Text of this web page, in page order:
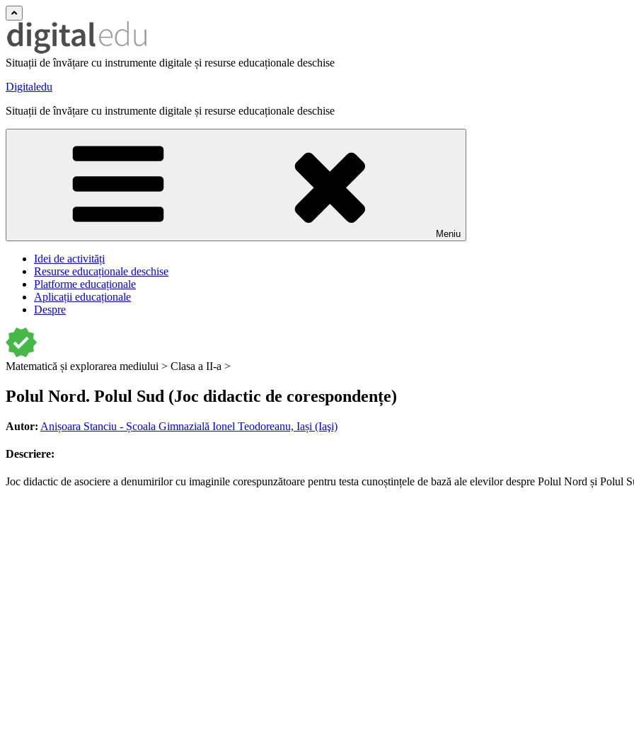
Situații de învățare cu instrumente digitale și resurse educaționale deschise
Digitaledu
Situații de învățare cu instrumente digitale și resurse educaționale deschise
Meniu
Idei de activități
Resurse educaționale deschise
Platforme educaționale
Aplicații educaționale
Despre
Matematică și explorarea mediului > Clasa a II-a >
Polul Nord. Polul Sud (Joc didactic de corespondențe)
Autor: Anișoara Stanciu - Școala Gimnazială Ionel Teodoreanu, Iași (Iaşi)
Descriere:
Joc didactic de asociere a denumirilor cu imaginile corespunzătoare pentru testa cunoștințele de bază ale elevilor despre Polul Nord și Polul